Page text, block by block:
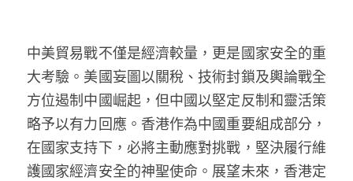
中美貿易戰不僅是經濟較量，更是國家安全的重
大考驗。美國妄圖以關稅、技術封鎖及輿論戰全
方位遏制中國崛起，但中國以堅定反制和靈活策
略予以有力回應。香港作為中國重要組成部分，
在國家支持下，必將主動應對挑戰，堅決履行維
護國家經濟安全的神聖使命。展望未來，香港定